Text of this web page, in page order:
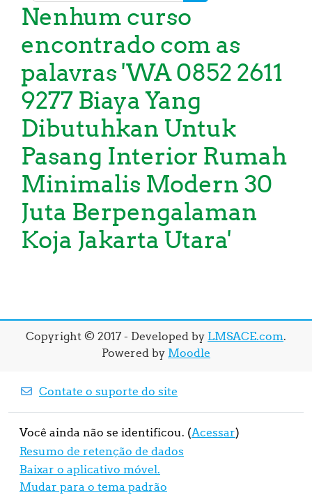
Nenhum curso
encontrado com as
palavras 'WA 0852 2611
9277 Biaya Yang
Dibutuhkan Untuk
Pasang Interior Rumah
Minimalis Modern 30
Juta Berpengalaman
Koja Jakarta Utara'
Copyright © 2017 - Developed by LMSACE.com.
Powered by Moodle
Contate o suporte do site
Você ainda não se identificou. (Acessar)
Resumo de retenção de dados
Baixar o aplicativo móvel.
Mudar para o tema padrão